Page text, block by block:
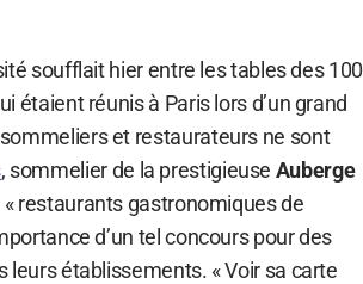
soufflait hier entre les tables des 100
étaient réunis à Paris lors d’un grand
et restaurateurs ne sont
, sommelier de la prestigieuse Auberge
restaurants gastronomiques de
d’un tel concours pour des
établissements. « Voir sa carte